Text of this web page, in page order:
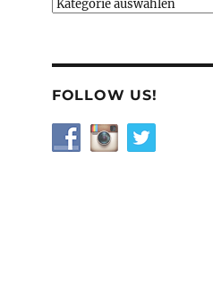
Kategorien
FOLLOW US!